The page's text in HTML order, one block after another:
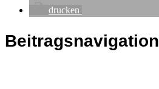
drucken
Beitragsnavigation